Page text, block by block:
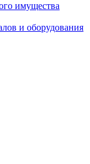
имущества
и оборудования